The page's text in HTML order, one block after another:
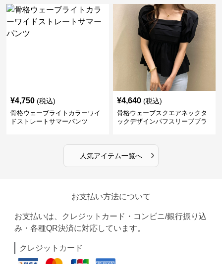
¥4,750 (税込)
骨格ウェーブライトカラーワイ
ドストレートサマーパンツ
¥4,640 (税込)
骨格ウェーブスクエアネックタ
ックデザインパフスリーブブラ
人気アイテム一覧へ ›
お支払い方法について
お支払いは、クレジットカード・コンビニ/銀行振り込
み・各種QR決済に対応しています。
クレジットカード